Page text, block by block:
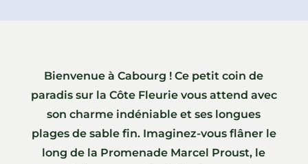
Bienvenue à Cabourg ! Ce petit coin de
paradis sur la Côte Fleurie vous attend avec
son charme indéniable et ses longues
plages de sable fin. Imaginez-vous flâner le
long de la Promenade Marcel Proust, le